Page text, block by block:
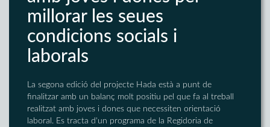
millorar les seues
condicions socials i
laborals
La segona edició del projecte Hada està a punt de
finalitzar amb un balanç molt positiu pel que fa al treball
realitzat amb joves i dones que necessiten orientació
laboral. Es tracta d'un programa de la Regidoria de